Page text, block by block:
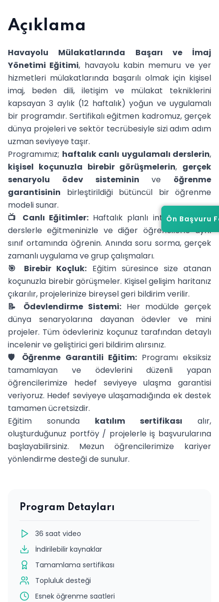
Ön Başvuru
Açıklama
Havayolu Mülakatlarında Başarı ve İmaj
Yönetimi Eğitimi, havayolu kabin memuru ve yer
hizmetleri mülakatlarında başarılı olmak için kişisel
imaj, beden dili, iletişim ve mülakat tekniklerini
kapsayan 3 aylık (12 haftalık) yoğun ve uygulamalı
bir programdır. Sertifikalı eğitmen kadromuz, gerçek
dünya projeleri ve sektör tecrübesiyle sizi adım adım
uzman seviyeye taşır.
Programımız; haftalık canlı uygulamalı derslerin,
kişisel koçunuzla birebir görüşmelerin, gerçek
senaryolu ödev sisteminin ve öğrenme
garantisinin birleştirildiği bütüncül bir öğrenme
modeli sunar.
📺 Canlı Eğitimler:Haftalık planlı interaktif canlı
derslerle eğitmeninizle ve diğer öğrencilerle aynı
sınıf ortamında öğrenin. Anında soru sorma, gerçek
zamanlı uygulama ve grup çalışmaları.
🎯 Birebir Koçluk: Eğitim süresince size atanan
koçunuzla birebir görüşmeler. Kişisel gelişim haritanız
çıkarılır, projelerinize bireysel geri bildirim verilir.
📝 Ödevlendirme Sistemi: Her modülde gerçek
dünya senaryolarına dayanan ödevler ve mini
projeler. Tüm ödevleriniz koçunuz tarafından detaylı
incelenir ve geliştirici geri bildirim alırsınız.
🛡️ Öğrenme Garantili Eğitim:Programı eksiksiz
tamamlayan ve ödevlerini düzenli yapan
öğrencilerimize hedef seviyeye ulaşma garantisi
veriyoruz. Hedef seviyeye ulaşamadığında ek destek
tamamen ücretsizdir.
Eğitim sonunda katılım sertifikası alır,
oluşturduğunuz portföy / projelerle iş başvurularına
başlayabilirsiniz. Mezun öğrencilerimize kariyer
yönlendirme desteği de sunulur.
Program Detayları
36 saat video
İndirilebilir kaynaklar
Tamamlama sertifikası
Topluluk desteği
Esnek öğrenme saatleri
Ön Başvuru